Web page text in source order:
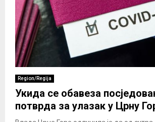
Region/Regija
Укида се обавеза
потврда за улазак у Црну